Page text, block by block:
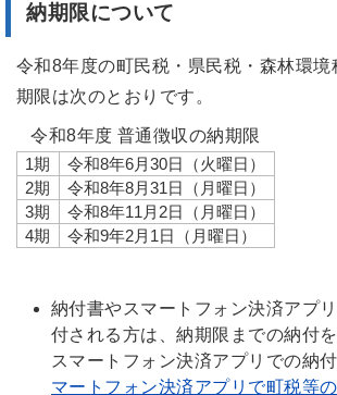
納期限について
令和8年度の町民税・県民税・森林環境
期限は次のとおりです。
令和8年度 普通徴収の納期限
1期
令和8年6月30日（火曜日）
2期
令和8年8月31日（月曜日）
3期
令和8年11月2日（月曜日）
4期
令和9年2月1日（月曜日）
納付書やスマートフォン決済アプ
付される方は、納期限までの納付を
スマートフォン決済アプリでの納
マートフォン決済アプリで町税等